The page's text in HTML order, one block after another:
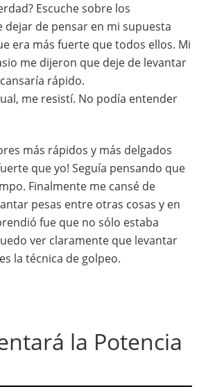
Escuche sobre los
de pensar en mi supuesta
era más fuerte que todos ellos. Mi
me dijeron que deje de levantar
rápido.
me resistí. No podía entender
más rápidos y más delgados
que yo! Seguía pensando que
Finalmente me cansé de
pesas entre otras cosas y en
fue que no sólo estaba
ver claramente que levantar
la técnica de golpeo.
la Potencia